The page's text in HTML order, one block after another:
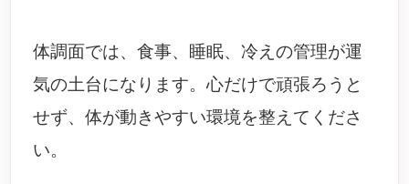
体調面では、食事、睡眠、冷えの管理が運
気の土台になります。心だけで頑張ろうと
せず、体が動きやすい環境を整えてくださ
い。